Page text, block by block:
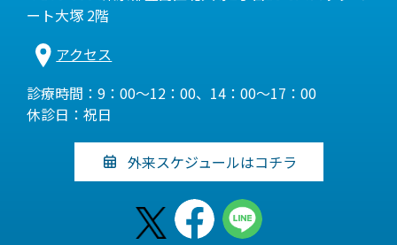
ート大塚 2階
アクセス
診療時間：9：00～12：00、14：00～17：00
休診日：祝日
外来スケジュールはコチラ